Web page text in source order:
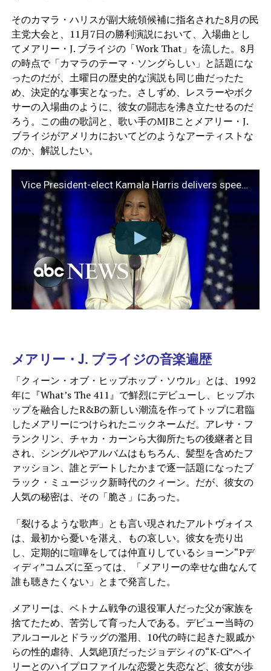
そのカマラ・ハリスが副大統領候補に指名された8月の民
主党大会と、11月7日の勝利演説において、入場曲とし
てメアリー・J. ブライジの「Work That」を流した。8月
の時点で「カマラのテーマ・ソングらしい」と話題にな
ったのだが、土曜日の歴史的な演説も同じ曲だったた
め、決定的な事実となった。さしずめ、レスラーやボク
サーの入場曲のように、彼女の闘志を沸き立たせるのだ
ろう。この曲の歌詞と、歌い手のMJBことメアリー・J.
ブライジがアメリカにおいてどのようなアーティストな
のか、解説したい。
Vice President-elect Kamala Harris delivers speech ahead of Joe Biden
メアリー・J. ブライジの音楽遍歴
「クィーン・オブ・ヒップホップ・ソウル」とは、1992
年に『What’s The 411』で鮮烈にデビューし、ヒップホ
ップを融合したR&Bの新しい潮流を作ってトップに君臨
したメアリーにつけられたニックネームだ。アレサ・フ
ランクリン、チャカ・カーンら大御所たちの後継者と目
され、シングルやアルバムはもちろん、髪型を含めたフ
ァッション、誰とデートしたかまで逐一話題になったブ
ラック・ミュージック新時代のクィーン。だが、彼女の
人気の秘密は、その「脆さ」にあった。
「裂けるような歌声」とも言い現されたアルトヴォイス
は、最初から憂いを湛え、もの哀しい。彼女を売り出
し、定期的に喧嘩をしては仲直りしているショーン“Pデ
ィディ”コムズに至っては、「メアリーの幸せな曲なんて
誰も聴きたくない」とまで発言した。
メアリーは、ベトナム戦争の退役軍人だった父が家族を
捨てたため、苦労して育った人である。デビュー当時の
アルコールとドラッグの濫用、10代の時に起きた親戚か
らの性的虐待、人気絶頂だったジョデシィの“K-Ci”ヘイ
リーとのハイプロファイルな恋愛と失恋など、彼女が歩